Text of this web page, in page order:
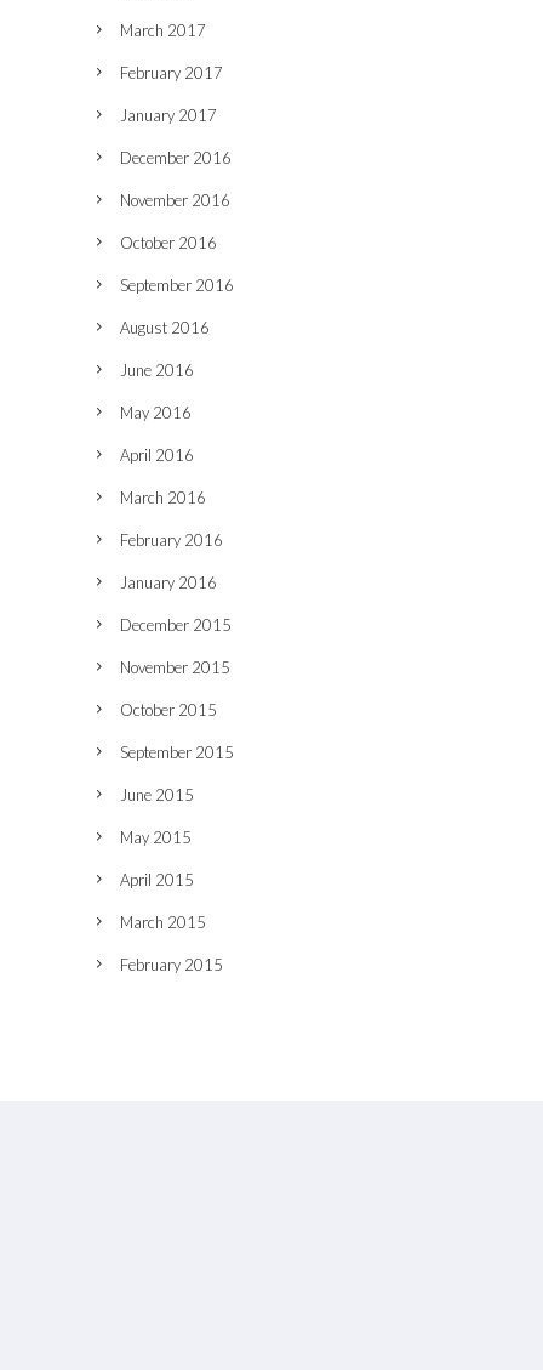
March 2017
February 2017
January 2017
December 2016
November 2016
October 2016
September 2016
August 2016
June 2016
May 2016
April 2016
March 2016
February 2016
January 2016
December 2015
November 2015
October 2015
September 2015
June 2015
May 2015
April 2015
March 2015
February 2015